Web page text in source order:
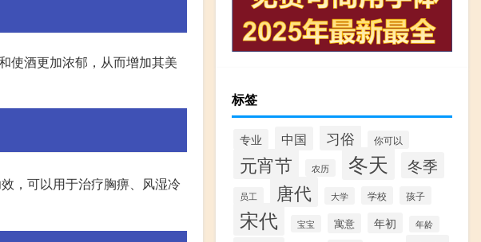
使酒更加浓郁，从而增加其美
，可以用于治疗胸痹、风湿冷
标签
专业 中国 习俗 你可以
元宵节 农历 冬天 冬季
员工 唐代 大学 学校 孩子
宋代 宝宝 寓意 年初 年龄